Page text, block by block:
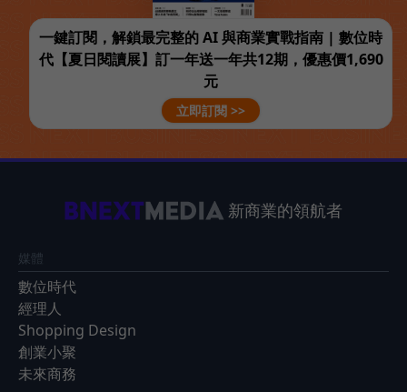
一鍵訂閱，解鎖最完整的 AI 與商業實戰指南 | 數位時
代【夏日閱讀展】訂一年送一年共12期，優惠價1,690
元
立即訂閱 >>
新商業的領航者
媒體
數位時代
經理人
Shopping Design
創業小聚
未來商務